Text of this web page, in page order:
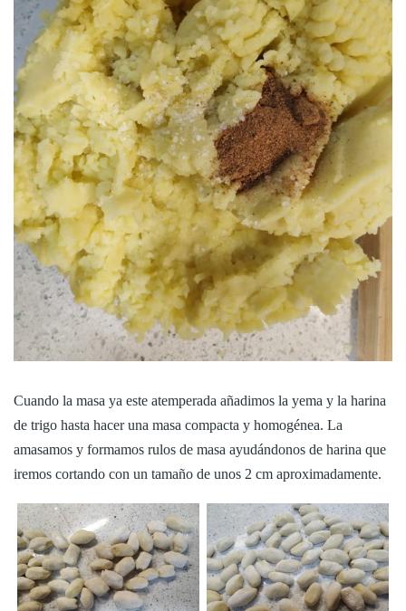
Cuando la masa ya este atemperada añadimos la yema y la harina
de trigo hasta hacer una masa compacta y homogénea. La
amasamos y formamos rulos de masa ayudándonos de harina que
iremos cortando con un tamaño de unos 2 cm aproximadamente.